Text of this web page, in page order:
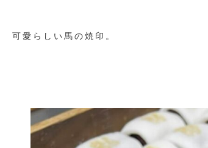
可愛らしい馬の焼印。